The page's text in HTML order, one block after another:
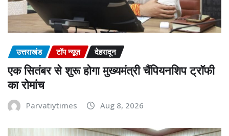
उत्तराखंड टॉप न्यूज़ देहरादून
एक सितंबर से शुरू होगा मुख्यमंत्री चैंपियनशिप ट्रॉफी
का रोमांच
Parvatiytimes Aug 8, 2026